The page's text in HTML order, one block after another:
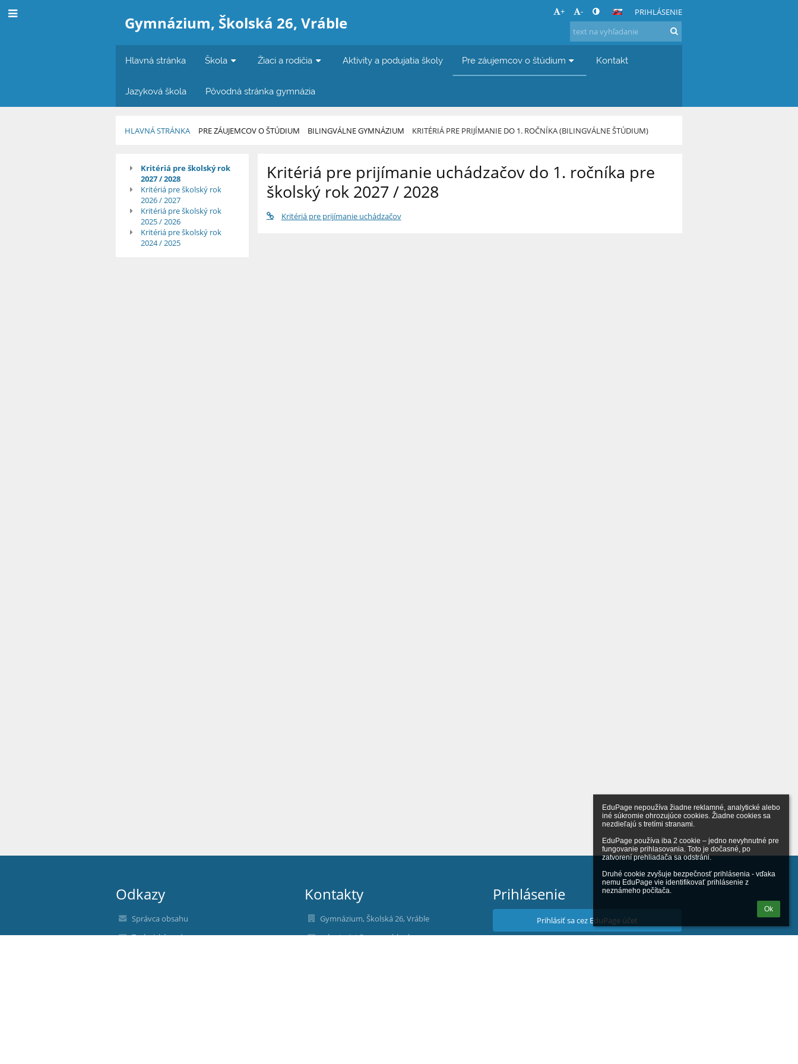
EduPage nepoužíva žiadne reklamné, analytické alebo
iné súkromie ohrozujúce cookies. Žiadne cookies sa
nezdieľajú s tretími stranami.
EduPage používa iba 2 cookie – jedno nevyhnutné pre
fungovanie prihlasovania. Toto je dočasné, po
zatvorení prehliadača sa odstráni.
Druhé cookie zvyšuje bezpečnosť prihlásenia - vďaka
nemu EduPage vie identifikovať prihlásenie z
neznámeho počítača.
Ok
Gymnázium, Školská 26, Vráble
+ - PRIHLÁSENIE
Hlavná stránka Škola Žiaci a rodičia Aktivity a podujatia školy Pre záujemcov o štúdium Kontakt
Jazyková škola Pôvodná stránka gymnázia
HLAVNÁ STRÁNKA PRE ZÁUJEMCOV O ŠTÚDIUM BILINGVÁLNE GYMNÁZIUM KRITÉRIÁ PRE PRIJÍMANIE DO 1. ROČNÍKA (BILINGVÁLNE ŠTÚDIUM)
Kritériá
pre
prijímanie
do
Kritériá pre školský rok
2027 / 2028
Kritériá pre školský rok
2026 / 2027
Kritériá pre školský rok
2025 / 2026
Kritériá pre školský rok
2024 / 2025
Kritériá pre prijímanie uchádzačov do 1. ročníka pre
školský rok 2027 / 2028
Kritériá pre prijímanie uchádzačov
Odkazy
Správca obsahu
Technická podpora
Kontakty
Gymnázium, Školská 26, Vráble
sekretariat@gymvrable.sk
Prihlásenie
Prihlásiť sa cez EduPage účet